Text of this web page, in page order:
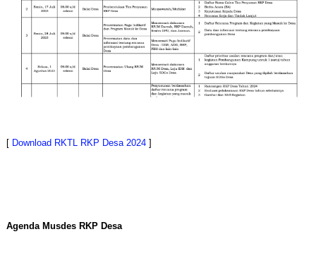
[ Download RKTL RKP Desa 2024]
Agenda Musdes RKP Desa